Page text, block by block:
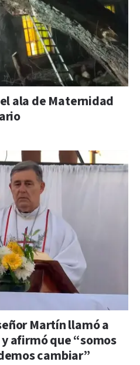
ala de Maternidad
Martín llamó a
afirmó que “somos
cambiar”